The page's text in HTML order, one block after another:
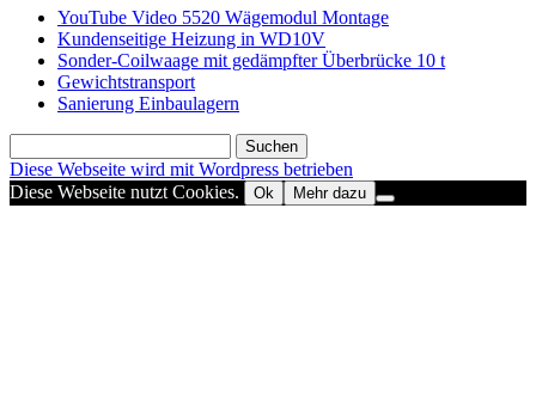
YouTube Video 5520 Wägemodul Montage
Kundenseitige Heizung in WD10V
Sonder-Coilwaage mit gedämpfter Überbrücke 10 t
Gewichtstransport
Sanierung Einbaulagern
nach:
Diese Webseite wird mit Wordpress betrieben
Diese Webseite nutzt Cookies.
Ok Mehr dazu